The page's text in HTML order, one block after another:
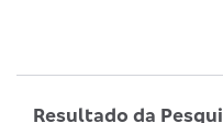
Resultado da